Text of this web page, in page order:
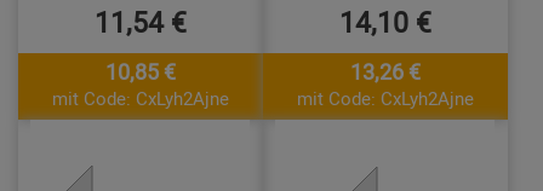
11,54 €
10,85 €
mit Code: CxLyh2Ajne
14,10 €
13,26 €
mit Code: CxLyh2Ajne